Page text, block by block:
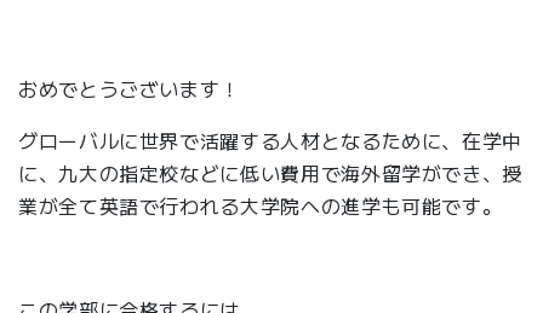
おめでとうございます！
グローバルに世界で活躍する人材となるために、在学中
に、九大の指定校などに低い費用で海外留学ができ、授
業が全て英語で行われる大学院への進学も可能です。